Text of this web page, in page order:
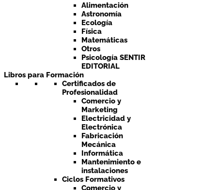
Alimentación
Astronomía
Ecología
Física
Matemáticas
Otros
Psicología SENTIR
EDITORIAL
Libros para Formación
Certificados de
Profesionalidad
Comercio y
Marketing
Electricidad y
Electrónica
Fabricación
Mecánica
Informática
Mantenimiento e
instalaciones
Ciclos Formativos
Comercio y